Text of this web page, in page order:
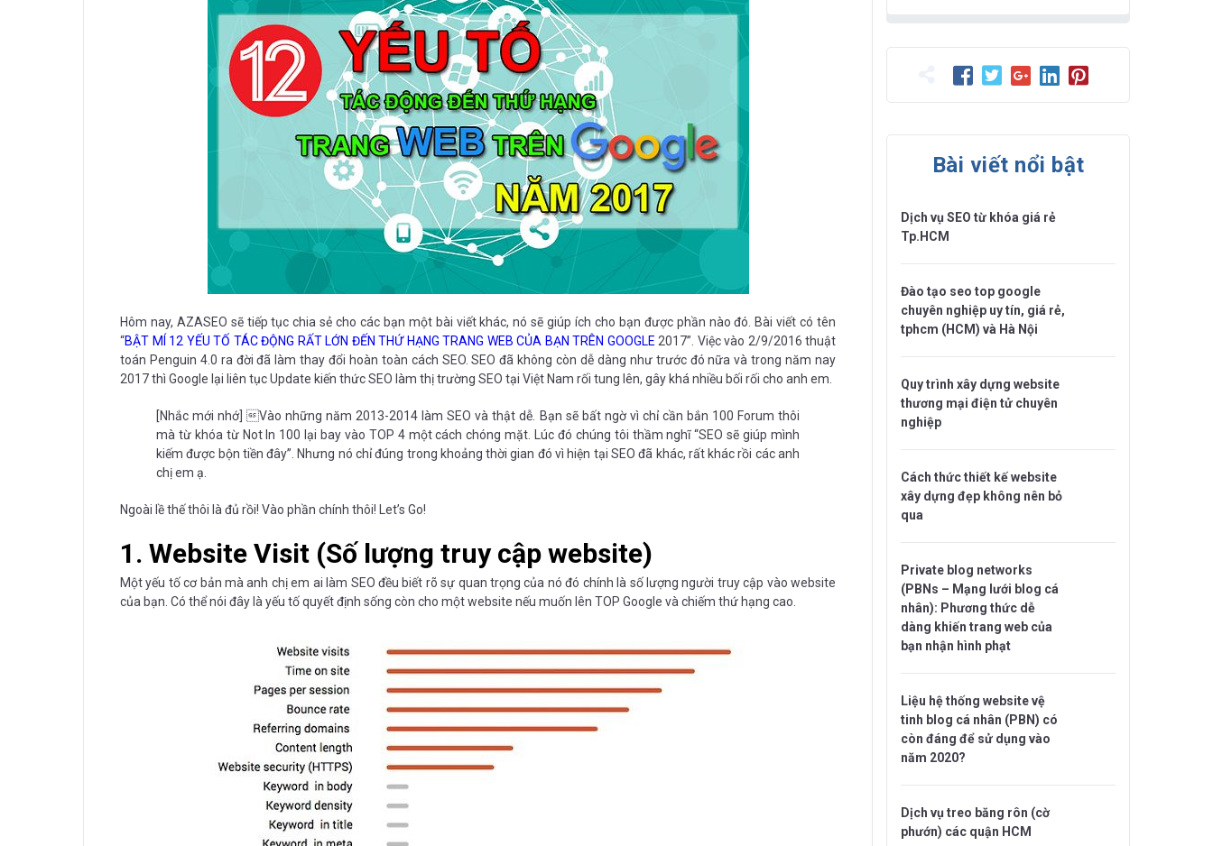
Hôm nay, AZASEO sẽ tiếp tục chia sẻ cho các bạn một bài viết khác, nó sẽ giúp ích cho bạn được phần nào đó. Bài viết có tên
“BẬT MÍ 12 YẾU TỐ TÁC ĐỘNG RẤT LỚN ĐẾN THỨ HẠNG TRANG WEB CỦA BẠN TRÊN GOOGLE 2017”. Việc vào 2/9/2016 thuật
toán Penguin 4.0 ra đời đã làm thay đổi hoàn toàn cách SEO. SEO đã không còn dễ dàng như trước đó nữa và trong năm nay
2017 thì Google lại liên tục Update kiến thức SEO làm thị trường SEO tại Việt Nam rối tung lên, gây khá nhiều bối rối cho anh em.
[Nhắc mới nhớ] Vào những năm 2013-2014 làm SEO và thật dễ. Bạn sẽ bất ngờ vì chỉ cần bắn 100 Forum thôi
mà từ khóa từ Not In 100 lại bay vào TOP 4 một cách chóng mặt. Lúc đó chúng tôi thầm nghĩ “SEO sẽ giúp mình
kiếm được bộn tiền đây”. Nhưng nó chỉ đúng trong khoảng thời gian đó vì hiện tại SEO đã khác, rất khác rồi các anh
chị em ạ.
Ngoài lề thế thôi là đủ rồi! Vào phần chính thôi! Let’s Go!
1. Website Visit (Số lượng truy cập website)
Một yếu tố cơ bản mà anh chị em ai làm SEO đều biết rõ sự quan trọng của nó đó chính là số lượng người truy cập vào website
của bạn. Có thể nói đây là yếu tố quyết định sống còn cho một website nếu muốn lên TOP Google và chiếm thứ hạng cao.
Bài viết nổi bật
Dịch vụ SEO từ khóa giá rẻ
Tp.HCM
Đào tạo seo top google
chuyên nghiệp uy tín, giá rẻ,
tphcm (HCM) và Hà Nội
Quy trình xây dựng website
thương mại điện tử chuyên
nghiệp
Cách thức thiết kế website
xây dựng đẹp không nên bỏ
qua
Private blog networks
(PBNs – Mạng lưới blog cá
nhân): Phương thức dễ
dàng khiến trang web của
bạn nhận hình phạt
Liệu hệ thống website vệ
tinh blog cá nhân (PBN) có
còn đáng để sử dụng vào
năm 2020?
Dịch vụ treo băng rôn (cờ
phướn) các quận HCM